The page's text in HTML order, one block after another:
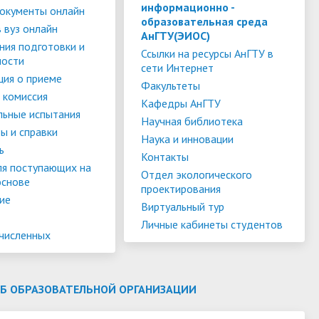
Финансово-хозяйственная
деятельность
Организация питания в
образовательной организации
Информация Министерства науки и
высшего образования РФ
Международное сотрудничество
Информационная поддержка
сотрудников и обучающихся по
вопросам коронавирусной
инфекции и организации
дистанционного обучения
платной основе
Для поступающих из ДНР, ЛНР,
Запорожской области и
Херсонской области
Дополнительный прием
онлайн
онлайн
подготовки и
о приеме
испытания
и справки
поступающих на
информационно -
образовательная среда
АнГТУ(ЭИОС)
Ссылки на ресурсы АнГТУ в
сети Интернет
Факультеты
Кафедры АнГТУ
Научная библиотека
Наука и инновации
Контакты
Отдел экологического
проектирования
Виртуальный тур
Личные кабинеты студентов
ОБРАЗОВАТЕЛЬНОЙ ОРГАНИЗАЦИИ